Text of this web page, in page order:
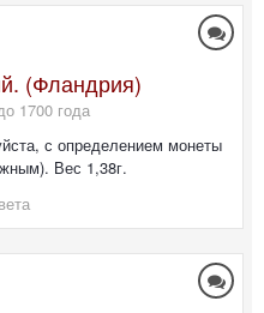
(Фландрия)
1700 года
с определением монеты
Вес 1,38г.